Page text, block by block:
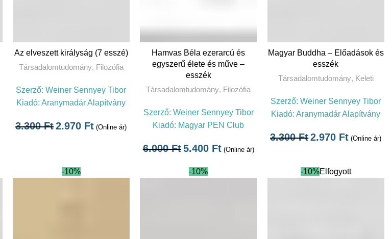
TOVÁBB
Az elveszett királyság (7 esszé)
Társadalomtudomány, Filozófia
Szerző:Weiner Sennyey Tibor
Kiadó:Aranymadár Alapítvány
3.300Ft2.970 Ft (Online ár)
KOSÁRBA TESZEM
Hamvas Béla ezerarcú és
egyszerű élete és műve –
esszék
Társadalomtudomány, Filozófia
Szerző: Weiner Sennyey Tibor
Kiadó: Magyar PEN Club
6.000Ft5.400 Ft (Online ár)
TOVÁBB
Magyar Buddha – Előadások és
esszék
Társadalomtudomány, Keleti
Szerző:Weiner Sennyey Tibor
Kiadó:Aranymadár Alapítvány
3.300Ft2.970 Ft (Online ár)
-10% -10% -10%Elfogyott